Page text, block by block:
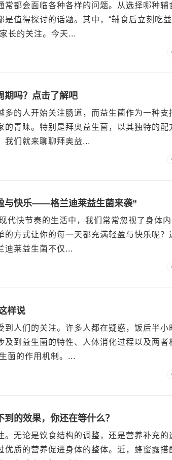
都会面临各种各样的问题。从选择哪种辅
值得探讨的话题。其中，“辅食后立刻吃
长的关注。今天...
期吗？点击了解吧
的人开始关注肠道，而益生菌作为一种支
的青睐。特别是拜奥益生菌，以其独特的配
我们就来聊聊拜奥益...
与快乐——格兰迪莱益生菌来袭”
快节奏的生活中，我们常常忽视了身体内
的方式让你的每一天都充满轻盈与快乐呢？
迪莱益生菌不仅...
样说
人们的关注。许多人都在疑惑，饭后半小
及到益生菌的特性、人体消化过程以及两者
菌的作用机制。...
的效果，你还在等什么？
无论是饮食结构的调整，还是营养补充的
质的营养促进身体的整体。近，蜂蜜露搭